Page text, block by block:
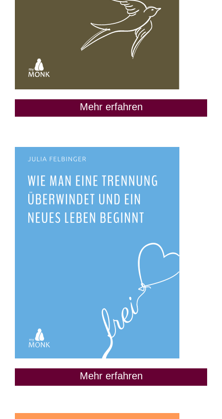
Mehr erfahren
Mehr erfahren